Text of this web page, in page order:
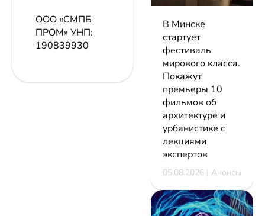
ООО «СМПБ
ПРОМ» УНП:
190839930
В Минске
стартует
фестиваль
мирового класса.
Покажут
премьеры 10
фильмов об
архитектуре и
урбанистике с
лекциями
экспертов
05.08.2026 | Анонсы